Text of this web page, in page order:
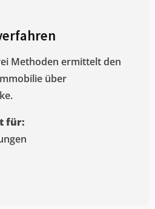
Methoden ermittelt den
über
für: